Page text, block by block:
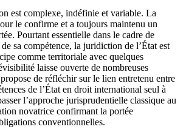
est complexe, indéfinie et variable. La
le confirme et a toujours maintenu un
Pourtant essentielle dans le cadre de
sa compétence, la juridiction de l’État est
comme territoriale avec quelques
laisse ouverte de nombreuses
de réfléchir sur le lien entretenu entre
de l’État en droit international seul à
l’approche jurisprudentielle classique au
novatrice confirmant la portée
conventionnelles.